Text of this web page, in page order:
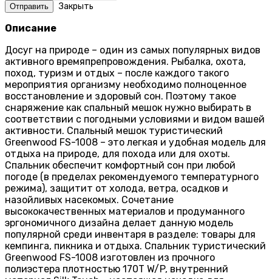
Закрыть
Описание
Досуг на природе – один из самых популярных видов
активного времяпрепровождения. Рыбалка, охота,
поход, туризм и отдых – после каждого такого
мероприятия организму необходимо полноценное
восстановление и здоровый сон. Поэтому такое
снаряжение как спальный мешок нужно выбирать в
соответствии с погодными условиями и видом вашей
активности. Спальный мешок туристический
Greenwood FS-1008 – это легкая и удобная модель для
отдыха на природе, для похода или для охоты.
Спальник обеспечит комфортный сон при любой
погоде (в пределах рекомендуемого температурного
режима), защитит от холода, ветра, осадков и
назойливых насекомых. Сочетание
высококачественных материалов и продуманного
эргономичного дизайна делает данную модель
популярной среди инвентаря в разделе: товары для
кемпинга, пикника и отдыха. Спальник туристический
Greenwood FS-1008 изготовлен из прочного
полиэстера плотностью 170T W/P, внутренний